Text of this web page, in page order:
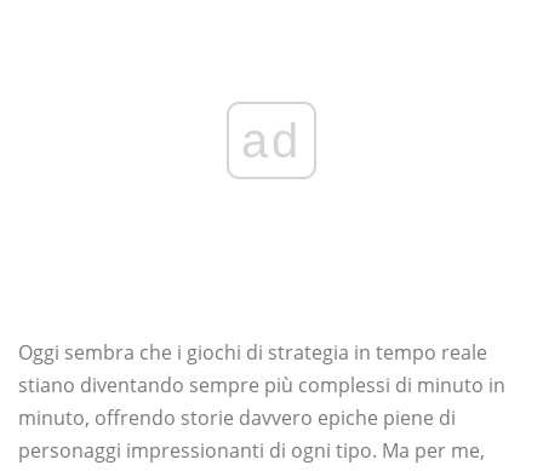
ad
Oggi sembra che i giochi di strategia in tempo reale
stiano diventando sempre più complessi di minuto in
minuto, offrendo storie davvero epiche piene di
personaggi impressionanti di ogni tipo. Ma per me,